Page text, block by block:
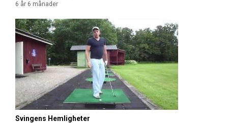
6 år 6 månader
Svingens Hemligheter